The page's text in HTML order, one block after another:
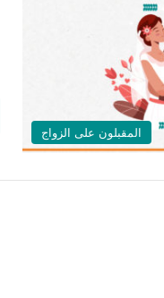
المقبلون على الزواج